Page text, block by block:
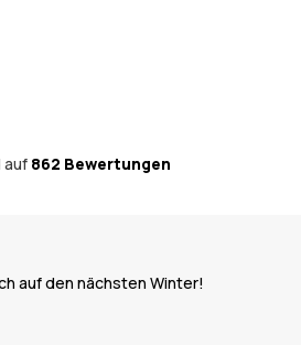
auf 862 Bewertungen
auf den nächsten Winter!